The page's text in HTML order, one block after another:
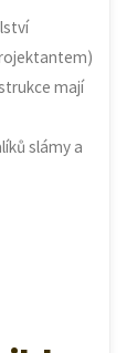
mají
slámy a